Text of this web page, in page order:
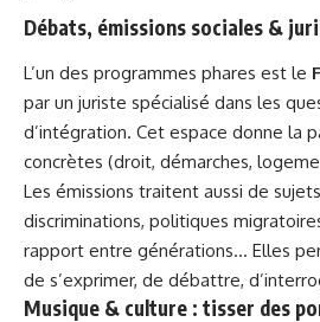
Débats, émissions sociales &
L’un des programmes phares est le
par un juriste spécialisé dans les
d’intégration. Cet espace donne la
concrètes (droit, démarches,
Les émissions traitent aussi de
discriminations, politiques
rapport entre générations… Elles
de s’exprimer, de débattre,
Musique & culture : tisser des